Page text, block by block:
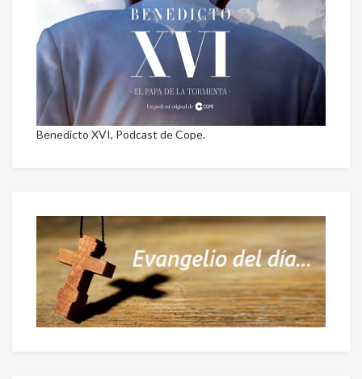
Benedicto XVI, Podcast de Cope.